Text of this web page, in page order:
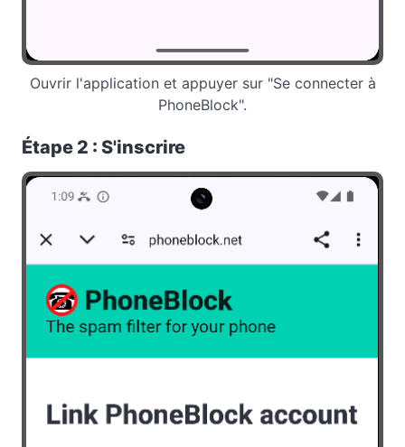
Ouvrir l'application et appuyer sur "Se connecter à
PhoneBlock".
Étape 2 : S'inscrire